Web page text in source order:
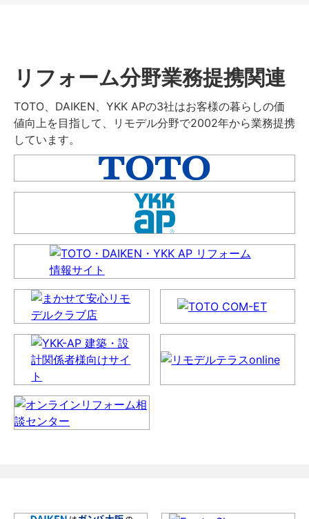
リフォーム分野業務提携関連
TOTO、DAIKEN、YKK APの3社はお客様の暮らしの価
値向上を目指して、リモデル分野で2002年から業務提携
しています。